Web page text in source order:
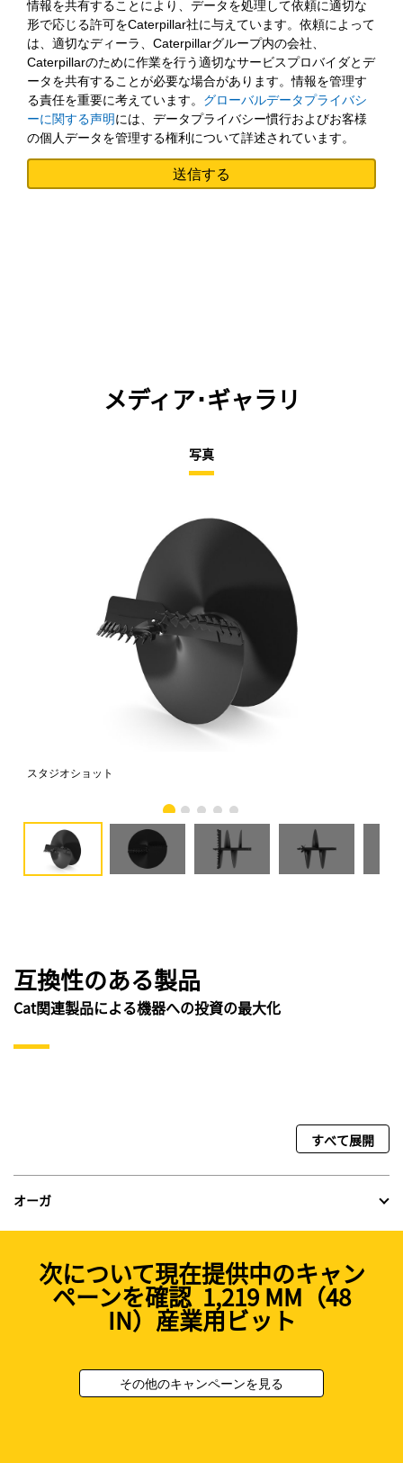
情報を共有することにより、データを処理して依頼に適切な
形で応じる許可をCaterpillar社に与えています。依頼によって
は、適切なディーラ、Caterpillarグループ内の会社、
Caterpillarのために作業を行う適切なサービスプロバイダとデ
ータを共有することが必要な場合があります。情報を管理す
る責任を重要に考えています。 グローバルデータプライバシ
ーに関する声明には、データプライバシー慣行およびお客様
の個人データを管理する権利について詳述されています。
メディア･ギャラリ
写真
スタジオショット
互換性のある製品
Cat関連製品による機器への投資の最大化
すべて展開
オーガ
次について現在提供中のキャン
ペーンを確認 1,219 MM（48
IN）産業用ビット
その他のキャンペーンを見る